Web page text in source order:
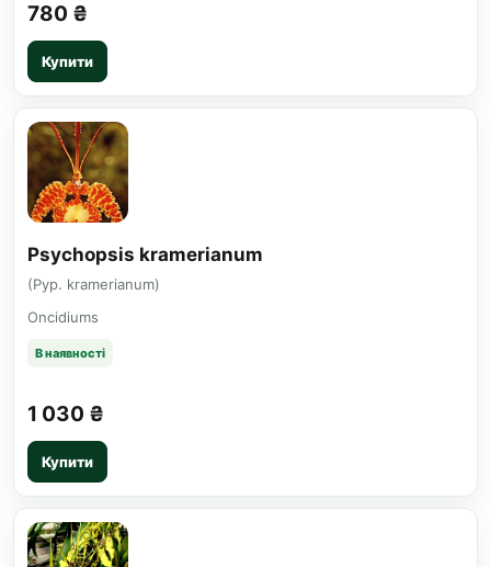
780 ₴
Купити
Psychopsis kramerianum
(Pyp. kramerianum)
Oncidiums
В наявності
1 030 ₴
Купити